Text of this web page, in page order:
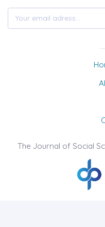
The Journal of Social